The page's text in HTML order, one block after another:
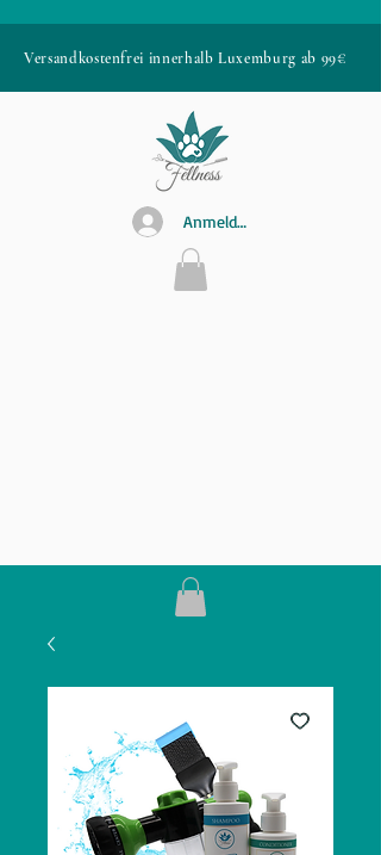
Versandkostenfrei innerhalb Luxemburg ab 99€
Anmelden